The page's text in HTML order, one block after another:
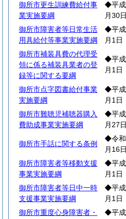
御所市更生訓練費給付事
業実施要綱
◆平成
月30日
御所市障害者等日常生活
用具給付等事業実施要綱
◆平
月1日
御所市補装具費の代理受
領に係る補装具業者の登
録等に関する要綱
◆平
月1日
御所市点字図書給付事業
実施要綱
◆平
月1日
御所市難聴児補聴器購入
費助成事業実施要綱
◆平成
月27日
御所市手話に関する条例
◆令和
月16日
御所市障害者等移動支援
事業実施要綱
◆平
月1日
御所市障害者等日中一時
支援事業実施要綱
◆平
月1日
御所市重度心身障害者・ ◆平成